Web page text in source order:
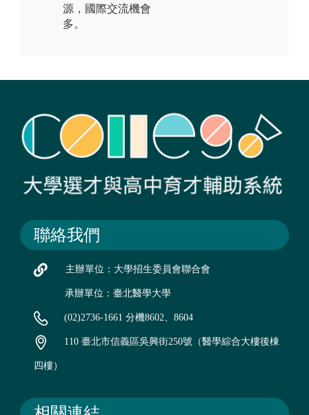
源，國際交流機會
多。
聯絡我們
主辦單位：大學招生委員會聯合會
承辦單位：臺北醫學大學
(02)2736-1661 分機8602、8604
110 臺北市信義區吳興街250號（醫學綜合大樓後棟
四樓）